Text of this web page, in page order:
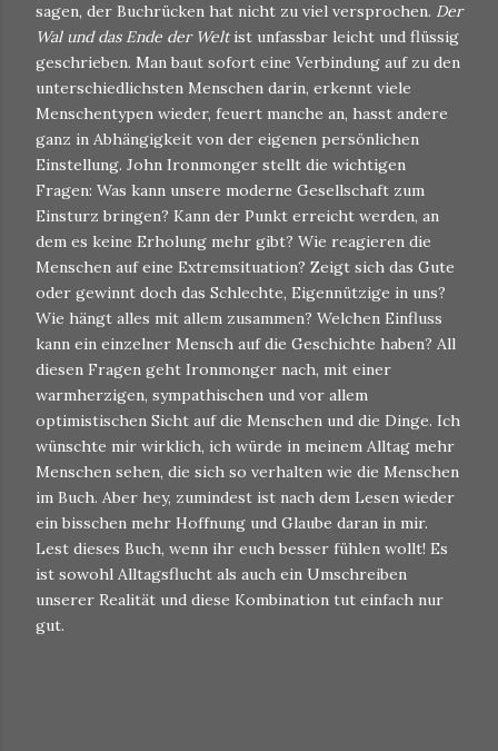
sagen, der Buchrücken hat nicht zu viel versprochen. Der
Wal und das Ende der Weltist unfassbar leicht und flüssig
geschrieben. Man baut sofort eine Verbindung auf zu den
unterschiedlichsten Menschen darin, erkennt viele
Menschentypen wieder, feuert manche an, hasst andere
ganz in Abhängigkeit von der eigenen persönlichen
Einstellung. John Ironmonger stellt die wichtigen
Fragen: Was kann unsere moderne Gesellschaft zum
Einsturz bringen? Kann der Punkt erreicht werden, an
dem es keine Erholung mehr gibt? Wie reagieren die
Menschen auf eine Extremsituation? Zeigt sich das Gute
oder gewinnt doch das Schlechte, Eigennützige in uns?
Wie hängt alles mit allem zusammen? Welchen Einfluss
kann ein einzelner Mensch auf die Geschichte haben? All
diesen Fragen geht Ironmonger nach, mit einer
warmherzigen, sympathischen und vor allem
optimistischen Sicht auf die Menschen und die Dinge. Ich
wünschte mir wirklich, ich würde in meinem Alltag mehr
Menschen sehen, die sich so verhalten wie die Menschen
im Buch. Aber hey, zumindest ist nach dem Lesen wieder
ein bisschen mehr Hoffnung und Glaube daran in mir.
Lest dieses Buch, wenn ihr euch besser fühlen wollt! Es
ist sowohl Alltagsflucht als auch ein Umschreiben
unserer Realität und diese Kombination tut einfach nur
gut.